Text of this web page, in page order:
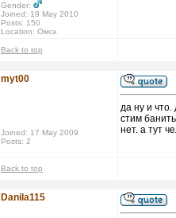
Gender:
Joined: 19 May 2010
Posts: 150
Location: Омск
Back to top
myt00
Joined: 17 May 2009
Posts: 2
да ну и что.
стим
нет. а тут
Back to top
Danila115